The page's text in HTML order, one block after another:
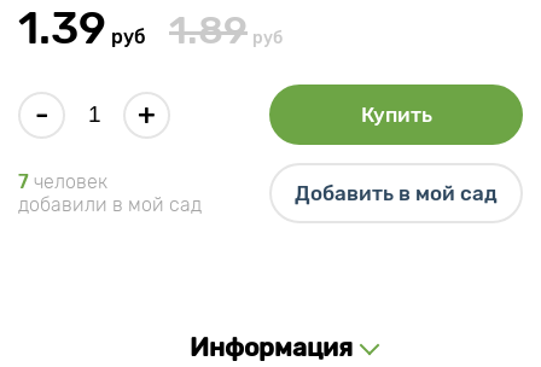
1.39 руб 1.89 руб
- + Купить
7 человек
добавили в мой сад
Добавить в мой сад
Информация